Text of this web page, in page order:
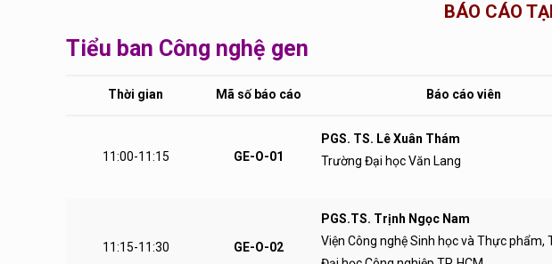
BÁO CÁO
Tiểu ban Công nghệ gen
Thời gian Mã số báo cáo Báo cáo viên
11:00-11:15 GE-O-01
PGS. TS. Lê Xuân Thám
Trường Đại học Văn Lang
11:15-11:30 GE-O-02
PGS.TS. Trịnh Ngọc Nam
Viện Công nghệ Sinh học và Thực phẩm,